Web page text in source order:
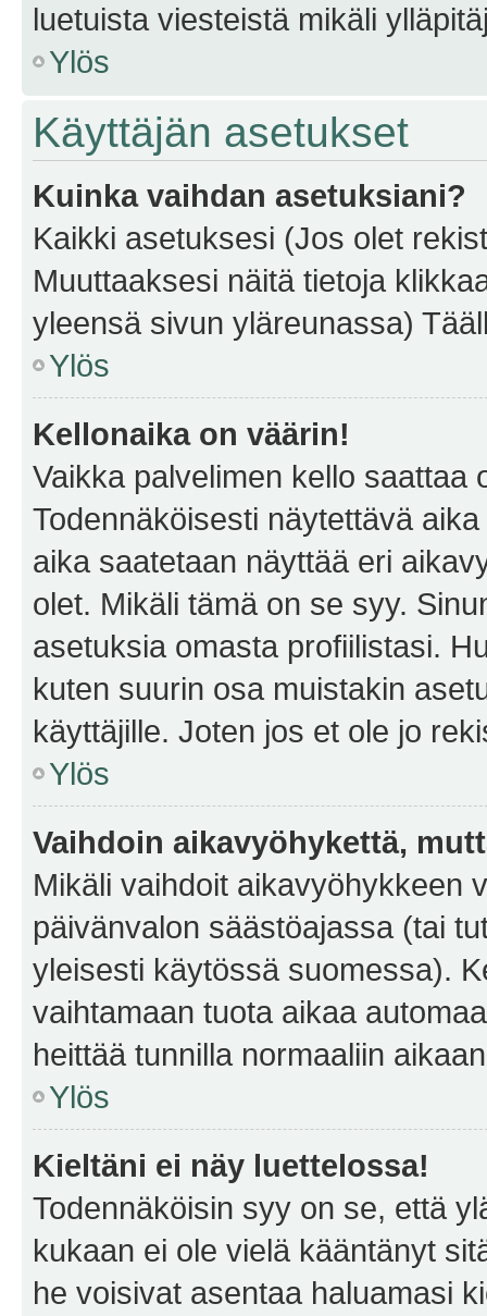
luetuista viesteistä mikäli
Ylös
Käyttäjän asetukset
Kuinka vaihdan asetuksiani?
Kaikki asetuksesi (Jos olet
Muuttaaksesi näitä tietoja
yleensä sivun yläreunassa)
Ylös
Kellonaika on väärin!
Vaikka palvelimen kello saattaa
Todennäköisesti näytettävä
aika saatetaan näyttää eri
olet. Mikäli tämä on se syy.
asetuksia omasta profiilistasi.
kuten suurin osa muistakin
käyttäjille. Joten jos et ole jo
Ylös
Vaihdoin aikavyöhykettä,
Mikäli vaihdoit aikavyöhykkeen
päivänvalon säästöajassa (tai
yleisesti käytössä suomessa).
vaihtamaan tuota aikaa
heittää tunnilla normaaliin
Ylös
Kieltäni ei näy luettelossa!
Todennäköisin syy on se, että
kukaan ei ole vielä kääntänyt
he voisivat asentaa haluamasi